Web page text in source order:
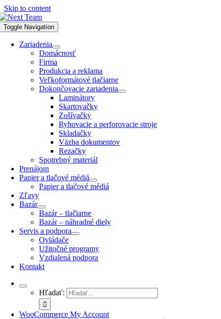
Skip to content
Toggle Navigation
Zariadenia
Domácnosť
Firma
Produkcia a reklama
Veľkoformátové tlačiarne
Dokončovacie zariadenia
Laminátory
Skartovačky
Zošívačky
Ryhovacie a perforovacie stroje
Skladačky
Väzba dokumentov
Rezačky
Spotrebný materiál
Prenájom
Papier a tlačové médiá
Papier a tlačové médiá
Zľavy
Bazár
Bazár – tlačiarne
Bazár – náhradné diely
Servis a podpora
Ovládače
Užitočné programy
Vzdialená podpora
Kontakt
Hľadať:
WooCommerce My Account